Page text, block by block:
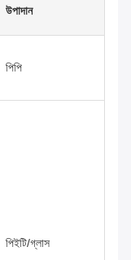
উপাদান
পিপি
পিইটি/গ্লাস